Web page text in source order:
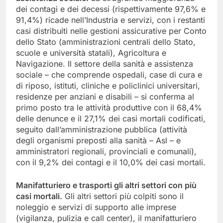
dei contagi e dei decessi (rispettivamente 97,6% e
91,4%) ricade nell’Industria e servizi, con i restanti
casi distribuiti nelle gestioni assicurative per Conto
dello Stato (amministrazioni centrali dello Stato,
scuole e università statali), Agricoltura e
Navigazione. Il settore della sanità e assistenza
sociale – che comprende ospedali, case di cura e
di riposo, istituti, cliniche e policlinici universitari,
residenze per anziani e disabili – si conferma al
primo posto tra le attività produttive con il 68,4%
delle denunce e il 27,1% dei casi mortali codificati,
seguito dall’amministrazione pubblica (attività
degli organismi preposti alla sanità – Asl – e
amministratori regionali, provinciali e comunali),
con il 9,2% dei contagi e il 10,0% dei casi mortali.
Manifatturiero e trasporti gli altri settori con più
casi mortali. Gli altri settori più colpiti sono il
noleggio e servizi di supporto alle imprese
(vigilanza, pulizia e call center), il manifatturiero